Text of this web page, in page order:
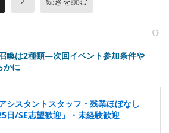
《》
喚は2種類―次回イベント参加条件や
かに
シスタントスタッフ・残業ほぼなし
日/SE志望歓迎」・未経験歓迎